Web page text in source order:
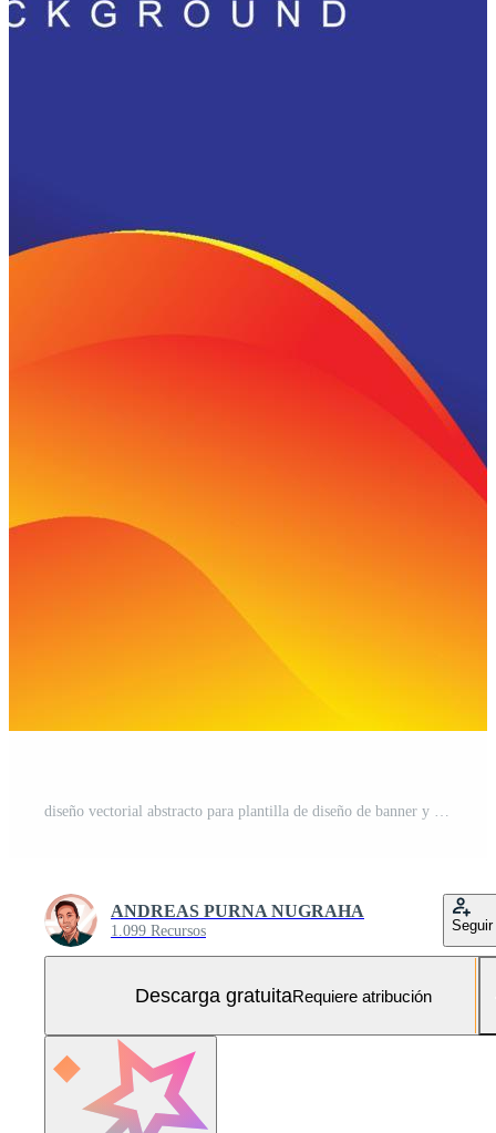
diseño vectorial abstracto para plantilla de diseño de banner y fondo con color moderno Vector Gratis y SVG Gratis
ANDREAS PURNA NUGRAHA
1.099 Recursos Seguir
Descarga gratuitaRequiere atribución